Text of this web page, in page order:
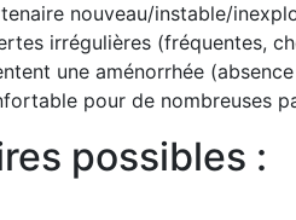
nouveau/instable/
irrégulières (fréquentes,
une aménorrhée
pour de nombreuses
possibles :